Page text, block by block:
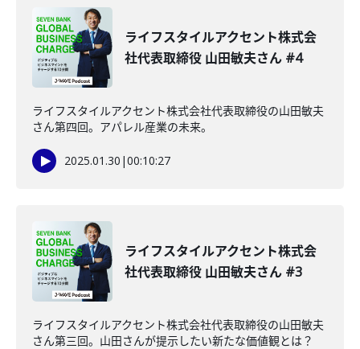
ライフスタイルアクセント株式会
社代表取締役 山田敏夫さん #4
ライフスタイルアクセント株式会社代表取締役の山田敏夫
さん第四回。アパレル産業の未来。
2025.01.30 |00:10:27
ライフスタイルアクセント株式会
社代表取締役 山田敏夫さん #3
ライフスタイルアクセント株式会社代表取締役の山田敏夫
さん第三回。山田さんが提示したい新たな価値観とは？